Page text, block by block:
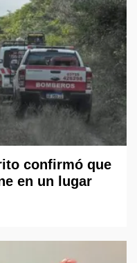
confirmó que
en un lugar